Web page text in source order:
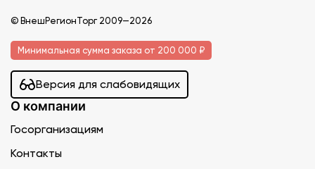
© ВнешРегионТорг 2009—2026
Минимальная сумма заказа от 200 000 ₽
Версия для слабовидящих
О компании
Госорганизациям
Контакты